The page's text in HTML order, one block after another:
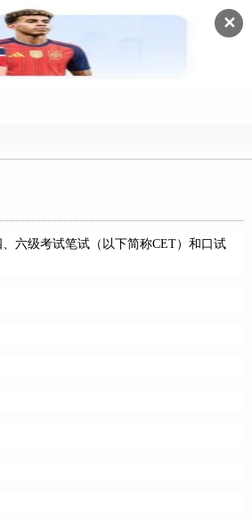
✕
六级考试笔试（以下简称CET）和口试